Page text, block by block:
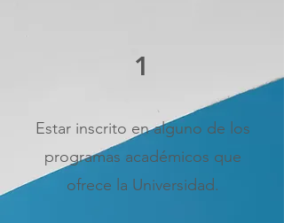
1
Estar inscrito en alguno de los
programas académicos que
ofrece la Universidad.